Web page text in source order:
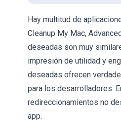
Hay multitud de
Cleanup My Mac,
deseadas son muy
impresión de utilidad y
deseadas ofrecen
para los desarrolladores.
redireccionamientos no
app.